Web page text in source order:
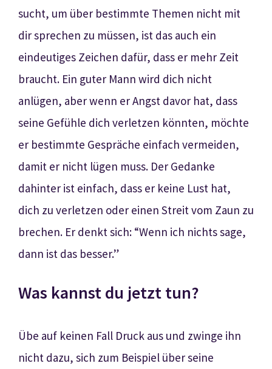
sucht, um über bestimmte Themen nicht mit
dir sprechen zu müssen, ist das auch ein
eindeutiges Zeichen dafür, dass er mehr Zeit
braucht. Ein guter Mann wird dich nicht
anlügen, aber wenn er Angst davor hat, dass
seine Gefühle dich verletzen könnten, möchte
er bestimmte Gespräche einfach vermeiden,
damit er nicht lügen muss. Der Gedanke
dahinter ist einfach, dass er keine Lust hat,
dich zu verletzen oder einen Streit vom Zaun zu
brechen. Er denkt sich: “Wenn ich nichts sage,
dann ist das besser.”
Was kannst du jetzt tun?
Übe auf keinen Fall Druck aus und zwinge ihn
nicht dazu, sich zum Beispiel über seine